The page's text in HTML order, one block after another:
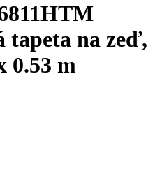
tapeta na zeď,
0.53 m